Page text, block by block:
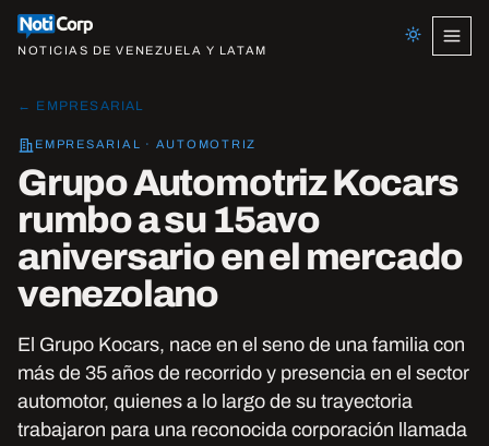
NOTICIAS DE VENEZUELA Y LATAM
← EMPRESARIAL
EMPRESARIAL · AUTOMOTRIZ
Grupo Automotriz Kocars
rumbo a su 15avo
aniversario en el mercado
venezolano
El Grupo Kocars, nace en el seno de una familia con
más de 35 años de recorrido y presencia en el sector
automotor, quienes a lo largo de su trayectoria
trabajaron para una reconocida corporación llamada